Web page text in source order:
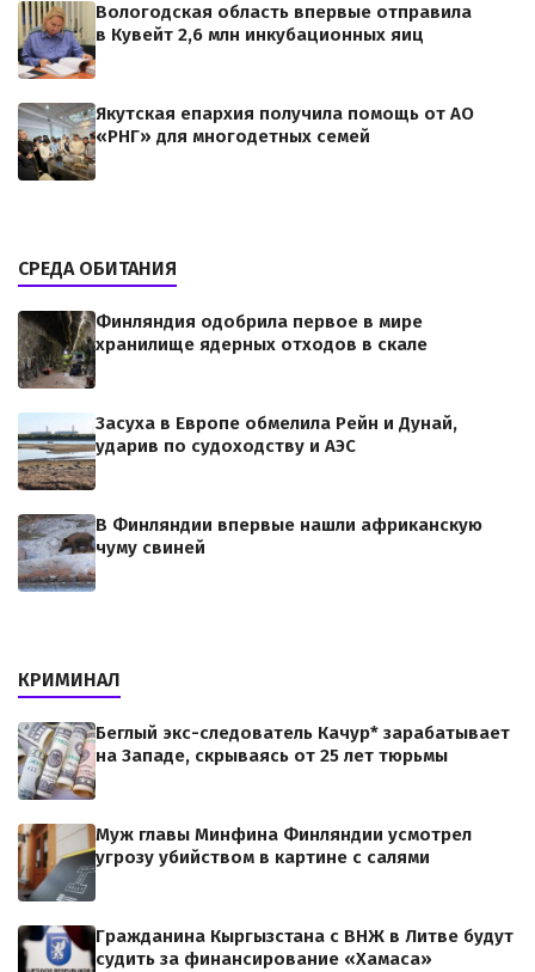
Вологодская область впервые отправила
в Кувейт 2,6 млн инкубационных яиц
Якутская епархия получила помощь от АО
«РНГ» для многодетных семей
СРЕДА ОБИТАНИЯ
Финляндия одобрила первое в мире
хранилище ядерных отходов в скале
Засуха в Европе обмелила Рейн и Дунай,
ударив по судоходству и АЭС
В Финляндии впервые нашли африканскую
чуму свиней
КРИМИНАЛ
Беглый экс-следователь Качур* зарабатывает
на Западе, скрываясь от 25 лет тюрьмы
Муж главы Минфина Финляндии усмотрел
угрозу убийством в картине с салями
Гражданина Кыргызстана с ВНЖ в Литве будут
судить за финансирование «Хамаса»